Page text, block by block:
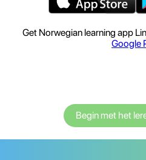
Get Norwegian learning app
Google
Begin met het